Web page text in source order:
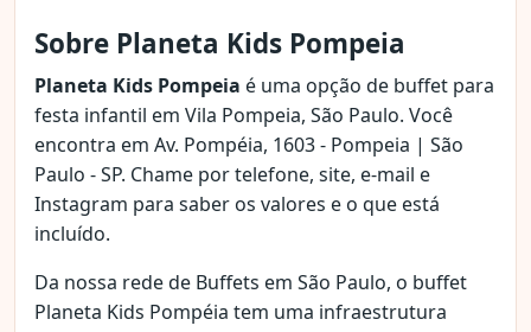
Sobre Planeta Kids Pompeia
Planeta Kids Pompeia é uma opção de buffet para
festa infantil em Vila Pompeia, São Paulo. Você
encontra em Av. Pompéia, 1603 - Pompeia | São
Paulo - SP. Chame por telefone, site, e-mail e
Instagram para saber os valores e o que está
incluído.
Da nossa rede de Buffets em São Paulo, o buffet
Planeta Kids Pompéia tem uma infraestrutura